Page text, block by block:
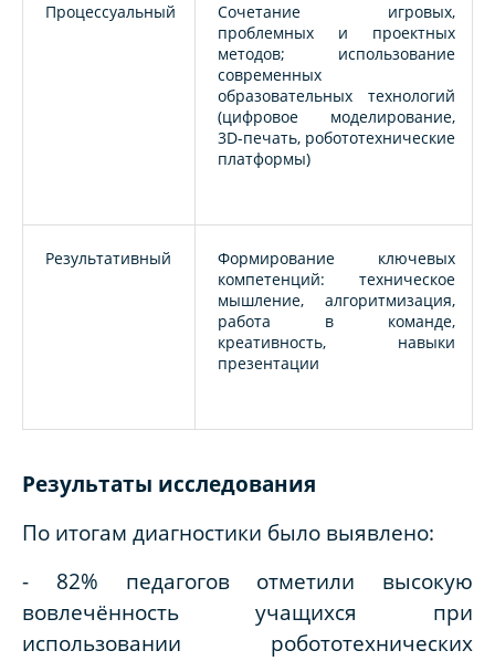
Процессуальный
Сочетание игровых,
проблемных и проектных
методов; использование
современных
образовательных технологий
(цифровое моделирование,
3D-печать, робототехнические
платформы)
Результативный
Формирование ключевых
компетенций: техническое
мышление, алгоритмизация,
работа в команде,
креативность, навыки
презентации
Результаты исследования
По итогам диагностики было выявлено:
- 82% педагогов отметили высокую
вовлечённость учащихся при
использовании робототехнических